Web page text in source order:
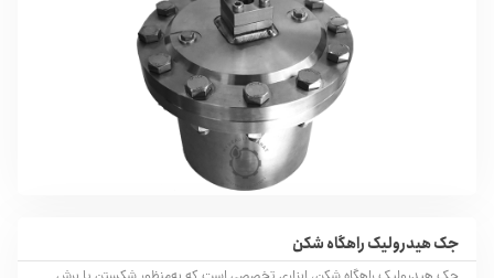
جک هیدرولیک راهگاه شکن